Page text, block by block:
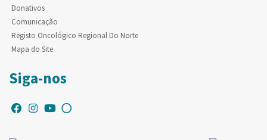
Donativos
Comunicação
Registo Oncológico Regional Do Norte
Mapa do Site
Siga-nos